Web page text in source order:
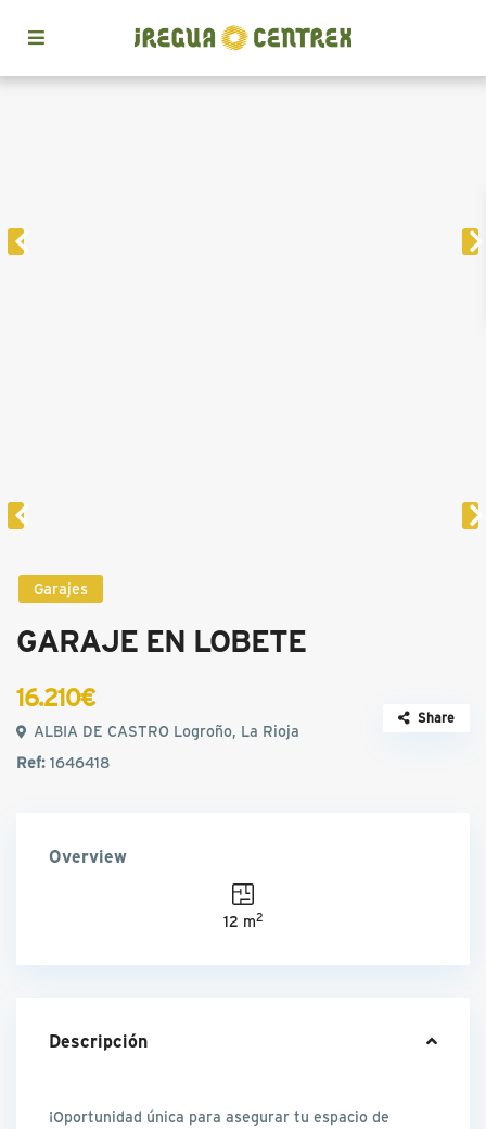
Garajes
GARAJE EN LOBETE
16.210€
ALBIA DE CASTRO Logroño, La Rioja
Ref:1646418
Share
Overview
12 m2
Descripción
¡Oportunidad única para asegurar tu espacio de